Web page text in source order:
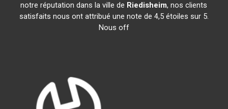
notre réputation dans la ville de Riedisheim, nos clients
satisfaits nous ont attribué une note de 4,5 étoiles sur 5.
Nous off